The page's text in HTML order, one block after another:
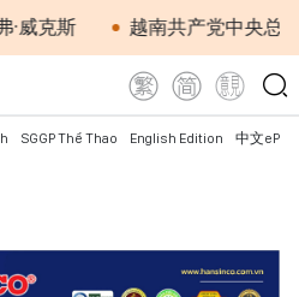
越南共产党中央总书记、
SGGP Thể Thao English Edition 中文